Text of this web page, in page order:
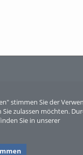
stimmen Sie der
zulassen möchten.
Sie in unserer